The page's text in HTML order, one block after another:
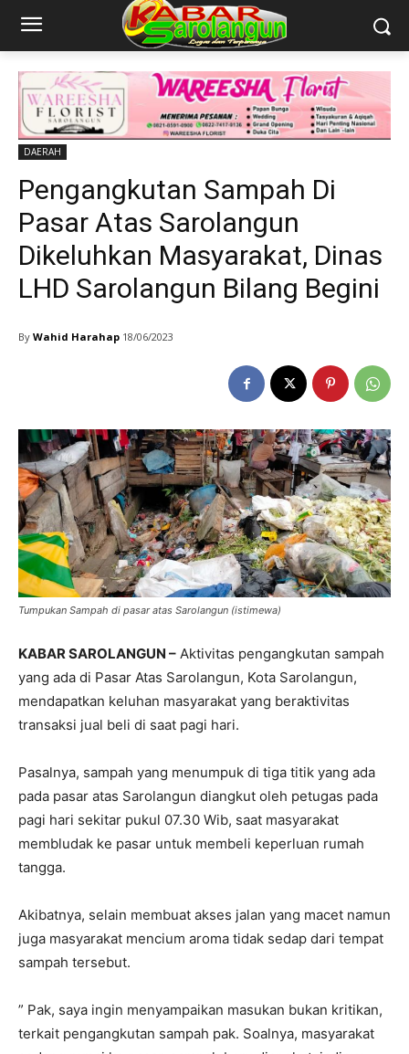
DAERAH
Pengangkutan Sampah Di
Pasar Atas Sarolangun
Dikeluhkan Masyarakat, Dinas
LHD Sarolangun Bilang Begini
By Wahid Harahap 18/06/2023
Tumpukan Sampah di pasar atas Sarolangun (istimewa)
KABAR SAROLANGUN – Aktivitas pengangkutan sampah
yang ada di Pasar Atas Sarolangun, Kota Sarolangun,
mendapatkan keluhan masyarakat yang beraktivitas
transaksi jual beli di saat pagi hari.
Pasalnya, sampah yang menumpuk di tiga titik yang ada
pada pasar atas Sarolangun diangkut oleh petugas pada
pagi hari sekitar pukul 07.30 Wib, saat masyarakat
membludak ke pasar untuk membeli keperluan rumah
tangga.
Akibatnya, selain membuat akses jalan yang macet namun
juga masyarakat mencium aroma tidak sedap dari tempat
sampah tersebut.
” Pak, saya ingin menyampaikan masukan bukan kritikan,
terkait pengangkutan sampah pak. Soalnya, masyarakat